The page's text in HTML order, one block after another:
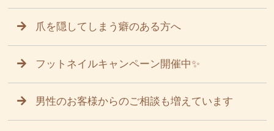
爪を隠してしまう癖のある方へ
フットネイルキャンペーン開催中✨
男性のお客様からのご相談も増えています